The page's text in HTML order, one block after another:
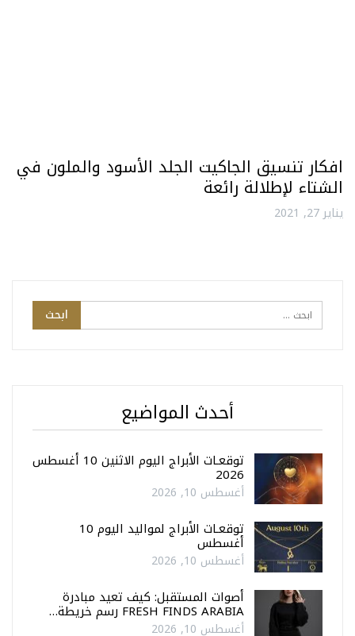
افكار تنسيق الجاكيت الجلد الأسود والملون في
الشتاء لإطلالة رائعة
يناير 27, 2021
أحدث المواضيع
توقعـات الأبراج اليوم الاثنين 10 أغسطس
2026
أغسطس 10, 2026
توقعـات الأبراج لمواليد اليوم 10
أغسطس
أغسطس 10, 2026
أصوات المستقبل: كيف تعيد مبادرة
FRESH FINDS ARABIA رسم خريطة…
أغسطس 10, 2026